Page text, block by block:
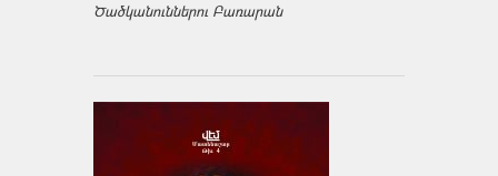
Ծածկանուններու Բառարան